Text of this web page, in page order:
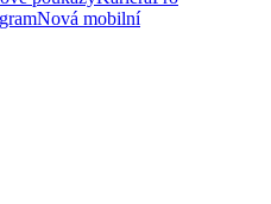
Nová mobilní